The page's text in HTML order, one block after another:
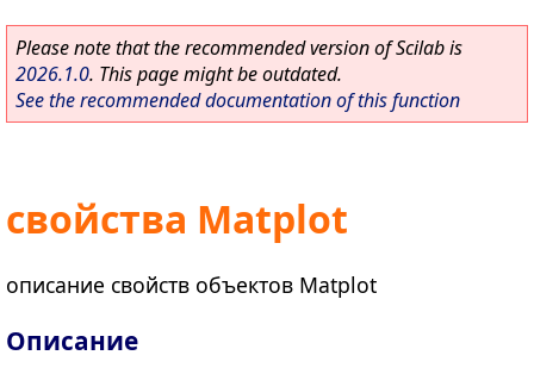
Please note that the recommended version of Scilab is
2026.1.0. This page might be outdated.
See the recommended documentation of this function
свойства Matplot
описание свойств объектов Matplot
Описание